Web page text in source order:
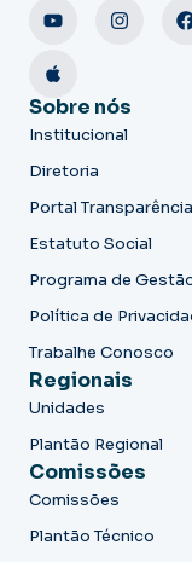
Sobre nós
Institucional
Diretoria
Portal Transparência
Estatuto Social
Programa de
Política de
Trabalhe Conosco
Regionais
Unidades
Plantão Regional
Comissões
Comissões
Plantão Técnico